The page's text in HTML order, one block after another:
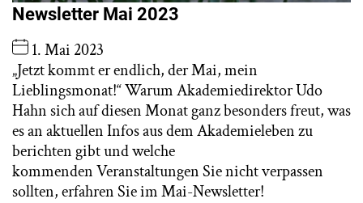
Newsletter Mai 2023
1. Mai 2023
„Jetzt kommt er endlich, der Mai, mein
Lieblingsmonat!“ Warum Akademiedirektor Udo
Hahn sich auf diesen Monat ganz besonders freut, was
es an aktuellen Infos aus dem Akademieleben zu
berichten gibt und welche
kommenden Veranstaltungen Sie nicht verpassen
sollten, erfahren Sie im Mai-Newsletter!